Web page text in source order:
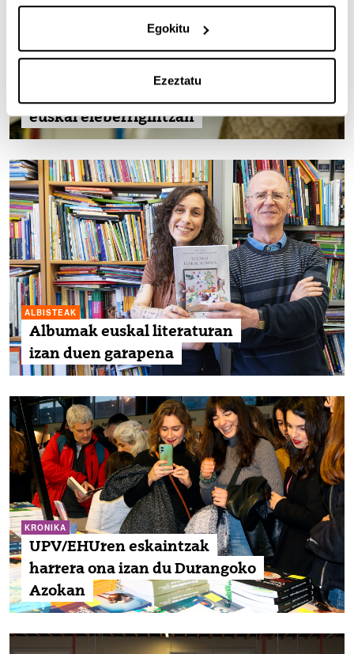
Egokitu
Ezeztatu
euskal eleberrigintzan
ALBISTEAK
Albumak euskal literaturan
izan duen garapena
KRONIKA
UPV/EHUren eskaintzak
harrera ona izan du Durangoko
Azokan